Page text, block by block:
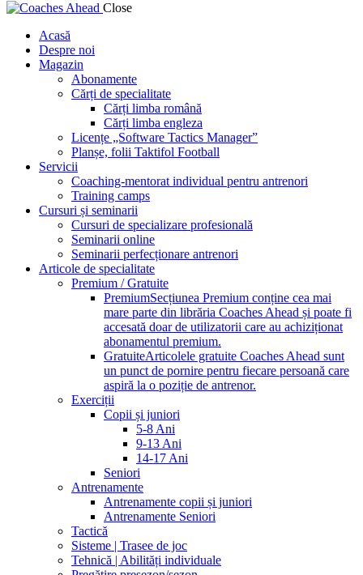
Close
Acasă
Despre noi
Magazin
Abonamente
Cărți de specialitate
Cărți limba română
Cărți limba engleza
Licențe „Software Tactics Manager”
Planșe, folii Taktifol Football
Servicii
Coaching-mentorat individual pentru antrenori
Training camps
Cursuri și seminarii
Cursuri de specializare profesională
Seminarii online
Seminarii perfecționare antrenori
Articole de specialitate
Premium / Gratuite
PremiumSecțiunea Premium conține cea mai
mare parte din librăria Coaches Ahead și poate fi
accesată doar de utilizatorii care au achiziționat
abonamentul premium.
GratuiteArticolele gratuite Coaches Ahead sunt
un punct de pornire pentru fiecare persoană care
aspiră la o poziție de antrenor.
Exerciții
Copii și juniori
5-8 Ani
9-13 Ani
14-17 Ani
Seniori
Antrenamente
Antrenamente copii și juniori
Antrenamente Seniori
Tactică
Sisteme | Trasee de joc
Tehnică | Abilități individuale